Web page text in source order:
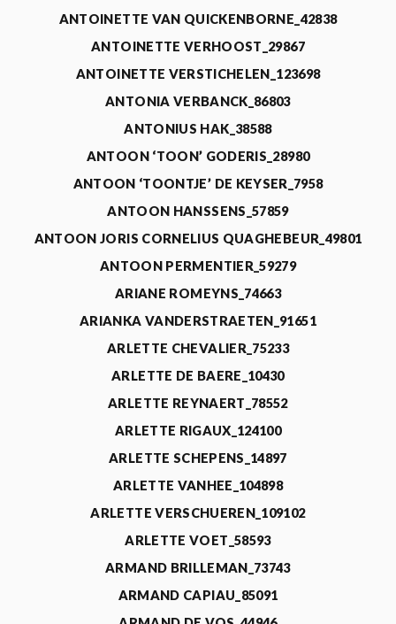
ANTOINETTE VAN QUICKENBORNE_42838
ANTOINETTE VERHOOST_29867
ANTOINETTE VERSTICHELEN_123698
ANTONIA VERBANCK_86803
ANTONIUS HAK_38588
ANTOON ‘TOON’ GODERIS_28980
ANTOON ‘TOONTJE’ DE KEYSER_7958
ANTOON HANSSENS_57859
ANTOON JORIS CORNELIUS QUAGHEBEUR_49801
ANTOON PERMENTIER_59279
ARIANE ROMEYNS_74663
ARIANKA VANDERSTRAETEN_91651
ARLETTE CHEVALIER_75233
ARLETTE DE BAERE_10430
ARLETTE REYNAERT_78552
ARLETTE RIGAUX_124100
ARLETTE SCHEPENS_14897
ARLETTE VANHEE_104898
ARLETTE VERSCHUEREN_109102
ARLETTE VOET_58593
ARMAND BRILLEMAN_73743
ARMAND CAPIAU_85091